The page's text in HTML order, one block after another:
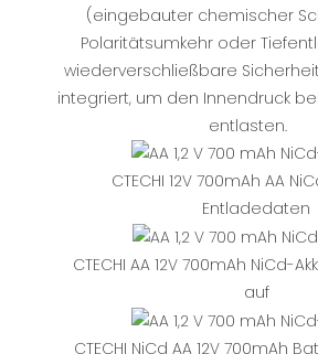
(eingebauter chemischer
Polaritätsumkehr oder
wiederverschließbare
integriert, um den Innendruck
entlasten.
CTECHI 12V 700mAh AA
Entladedaten
CTECHI AA 12V 700mAh NiCd-
auf
CTECHI NiCd AA 12V 700mAh